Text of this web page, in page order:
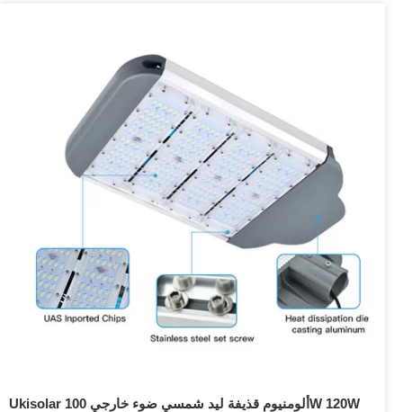
Ukisolar ألومنيوم قذيفة ليد شمسي ضوء خارجي 100W 120W